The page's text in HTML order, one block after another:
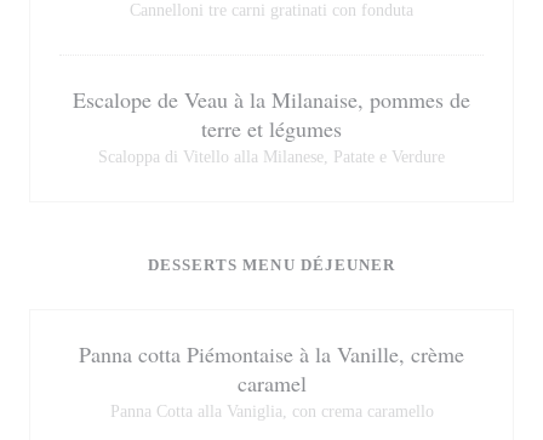
Cannelloni tre carni gratinati con fonduta
Escalope de Veau à la Milanaise, pommes de
terre et légumes
Scaloppa di Vitello alla Milanese, Patate e Verdure
DESSERTS MENU DÉJEUNER
Panna cotta Piémontaise à la Vanille, crème
caramel
Panna Cotta alla Vaniglia, con crema caramello